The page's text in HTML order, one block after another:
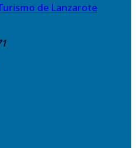
de Lanzarote